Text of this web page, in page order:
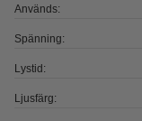
Används:
Spänning:
Lystid:
Ljusfärg: